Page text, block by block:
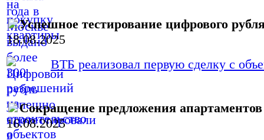
Успешное тестирование цифрового
18.08.2025
ВТБ реализовал первую сделку с
Сокращение предложения
16.08.2025